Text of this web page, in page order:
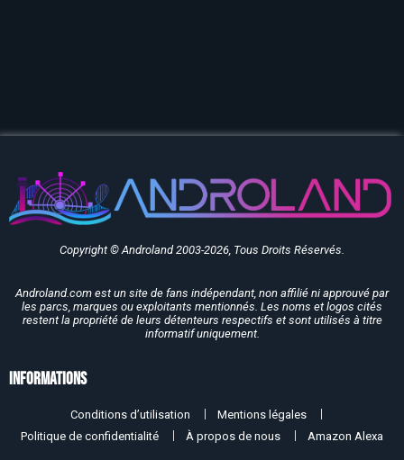
Copyright © Androland 2003-2026, Tous Droits Réservés.
Androland.com est un site de fans indépendant, non affilié ni approuvé par
les parcs, marques ou exploitants mentionnés. Les noms et logos cités
restent la propriété de leurs détenteurs respectifs et sont utilisés à titre
informatif uniquement.
Informations
Conditions d’utilisation
Mentions légales
Politique de confidentialité
À propos de nous Amazon Alexa